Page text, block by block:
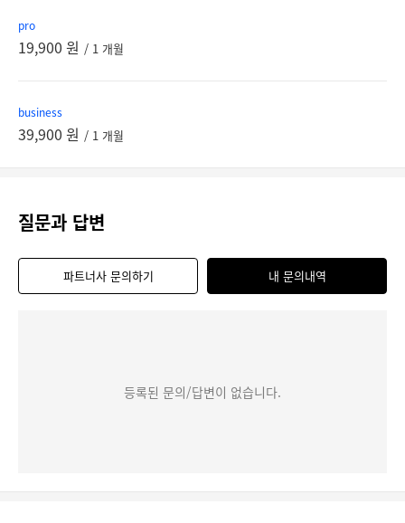
pro
19,900 원 / 1 개월
business
39,900 원 / 1 개월
질문과 답변
파트너사 문의하기 내 문의내역
등록된 문의/답변이 없습니다.